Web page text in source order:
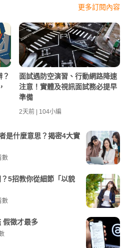
更多訂閱內容
面試遇防空演習、行動網路降速
注意！實體及視訊面試務必提早
準備
2天前 | 104小編
是什麼意思？揭密4大實
數
5招教你從細節「以貌
數
假徵才最多